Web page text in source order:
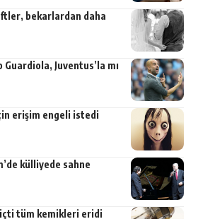
bekarlardan daha
Juventus’la mı
erişim engeli istedi
külliyede sahne
içti tüm kemikleri eridi